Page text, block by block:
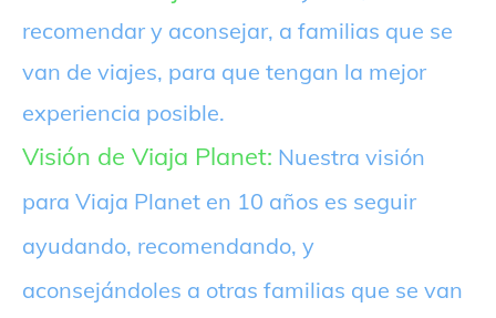
recomendar y aconsejar, a familias que se
van de viajes, para que tengan la mejor
experiencia posible.
Visión de Viaja Planet: Nuestra visión
para Viaja Planet en 10 años es seguir
ayudando, recomendando, y
aconsejándoles a otras familias que se van